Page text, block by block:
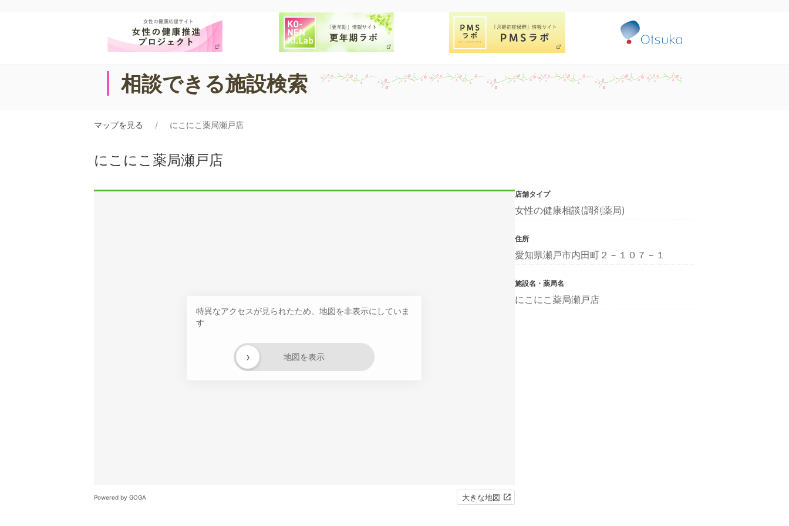
相談できる施設検索
マップを見る にこにこ薬局瀬戸店
にこにこ薬局瀬戸店
特異なアクセスが見られたため、地図を非表示にしていま
す
地図を表示
›
Powered by GOGA 大きな地図
店舗タイプ
女性の健康相談(調剤薬局)
住所
愛知県瀬戸市内田町２－１０７－１
施設名・薬局名
にこにこ薬局瀬戸店